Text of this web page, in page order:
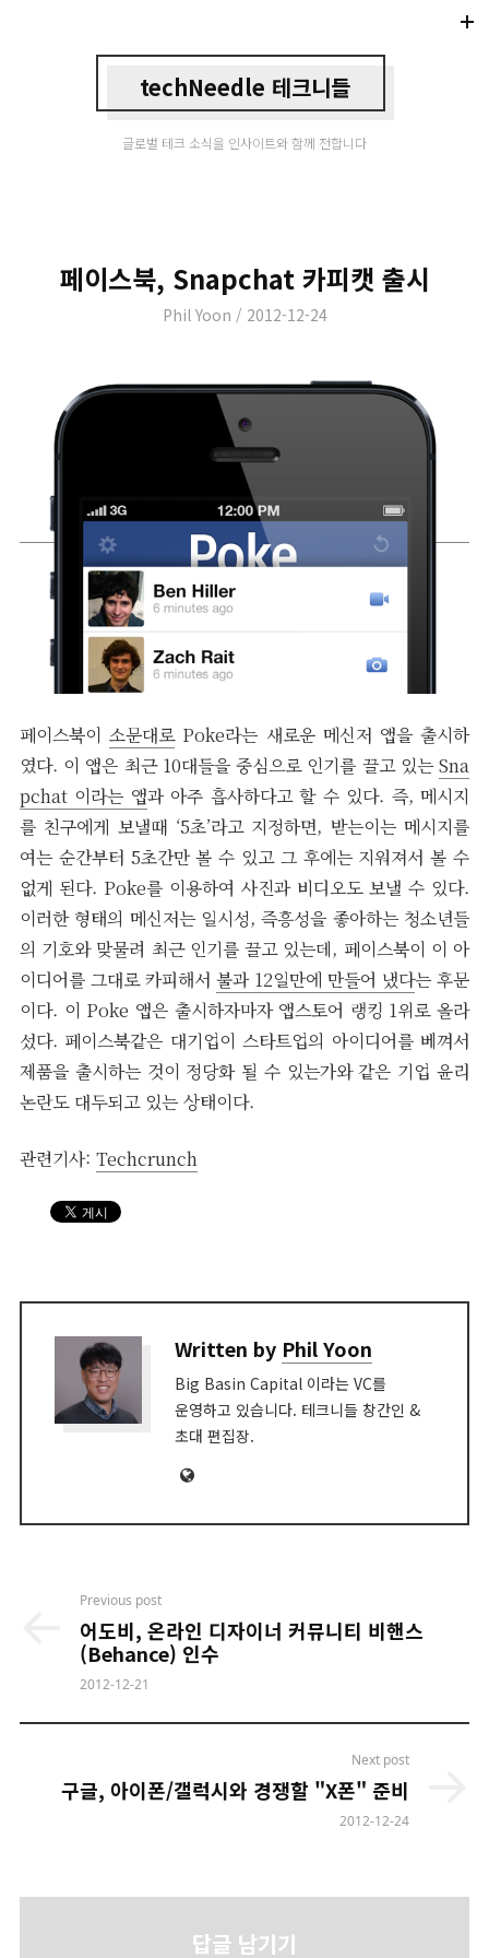
techNeedle 테크니들
글로벌 테크 소식을 인사이트와 함께 전합니다
페이스북, Snapchat 카피캣 출시
Author
Phil Yoon
Posted
2012-12-24
페이스북이소문대로Poke라는 새로운 메신저 앱을 출시하
였다. 이 앱은 최근 10대들을 중심으로 인기를 끌고 있는Sna
pchat 이라는 앱과 아주 흡사하다고 할 수 있다. 즉, 메시지
를 친구에게 보낼때 ‘5초’라고 지정하면, 받는이는 메시지를
여는 순간부터 5초간만 볼 수 있고 그 후에는 지워져서 볼 수
없게 된다. Poke를 이용하여 사진과 비디오도 보낼 수 있다.
이러한 형태의 메신저는 일시성, 즉흥성을 좋아하는 청소년들
의 기호와 맞물려 최근 인기를 끌고 있는데, 페이스북이 이 아
이디어를 그대로 카피해서 불과 12일만에 만들어 냈다는 후문
이다. 이 Poke 앱은 출시하자마자 앱스토어 랭킹 1위로 올라
섰다. 페이스북같은 대기업이 스타트업의 아이디어를 베껴서
제품을 출시하는 것이 정당화 될 수 있는가와 같은 기업 윤리
논란도 대두되고 있는 상태이다.
관련기사: Techcrunch
Written by Phil Yoon
Big Basin Capital 이라는 VC를
운영하고 있습니다. 테크니들 창간인 &
초대 편집장.
Website
navigation
Previous post
어도비, 온라인 디자이너 커뮤니티 비핸스
(Behance) 인수
2012-12-21
Next post
구글, 아이폰/갤럭시와 경쟁할 "X폰" 준비
2012-12-24
답글 남기기